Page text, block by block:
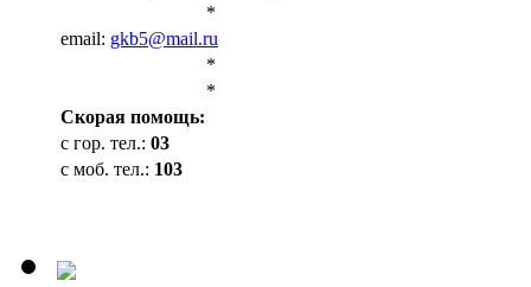
*
email: gkb5@mail.ru
*
*
Cкорая помощь:
с гор. тел.: 03
с моб. тел.: 103